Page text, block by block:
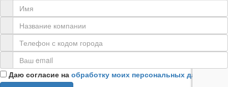
Даю согласие на обработку моих персональных данных